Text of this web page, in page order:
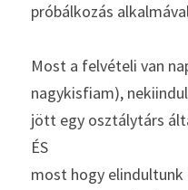
próbálkozás
Most a felvételi van
nagykisfiam),
jött egy osztálytárs
ÉS
most hogy elindultunk